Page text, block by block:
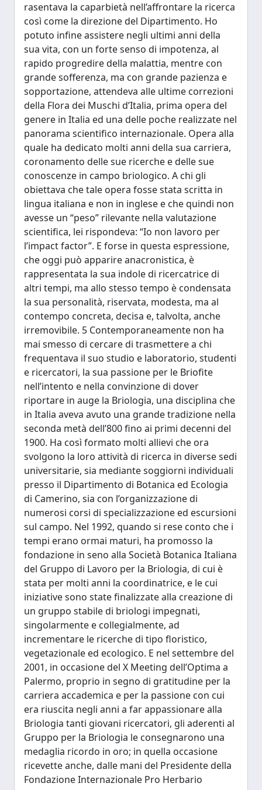
rasentava la caparbietà nell’affrontare la ricerca
così come la direzione del Dipartimento. Ho
potuto infine assistere negli ultimi anni della
sua vita, con un forte senso di impotenza, al
rapido progredire della malattia, mentre con
grande sofferenza, ma con grande pazienza e
sopportazione, attendeva alle ultime correzioni
della Flora dei Muschi d’Italia, prima opera del
genere in Italia ed una delle poche realizzate nel
panorama scientifico internazionale. Opera alla
quale ha dedicato molti anni della sua carriera,
coronamento delle sue ricerche e delle sue
conoscenze in campo briologico. A chi gli
obiettava che tale opera fosse stata scritta in
lingua italiana e non in inglese e che quindi non
avesse un “peso” rilevante nella valutazione
scientifica, lei rispondeva: “Io non lavoro per
l’impact factor”. E forse in questa espressione,
che oggi può apparire anacronistica, è
rappresentata la sua indole di ricercatrice di
altri tempi, ma allo stesso tempo è condensata
la sua personalità, riservata, modesta, ma al
contempo concreta, decisa e, talvolta, anche
irremovibile. 5 Contemporaneamente non ha
mai smesso di cercare di trasmettere a chi
frequentava il suo studio e laboratorio, studenti
e ricercatori, la sua passione per le Briofite
nell’intento e nella convinzione di dover
riportare in auge la Briologia, una disciplina che
in Italia aveva avuto una grande tradizione nella
seconda metà dell’800 fino ai primi decenni del
1900. Ha così formato molti allievi che ora
svolgono la loro attività di ricerca in diverse sedi
universitarie, sia mediante soggiorni individuali
presso il Dipartimento di Botanica ed Ecologia
di Camerino, sia con l’organizzazione di
numerosi corsi di specializzazione ed escursioni
sul campo. Nel 1992, quando si rese conto che i
tempi erano ormai maturi, ha promosso la
fondazione in seno alla Società Botanica Italiana
del Gruppo di Lavoro per la Briologia, di cui è
stata per molti anni la coordinatrice, e le cui
iniziative sono state finalizzate alla creazione di
un gruppo stabile di briologi impegnati,
singolarmente e collegialmente, ad
incrementare le ricerche di tipo floristico,
vegetazionale ed ecologico. E nel settembre del
2001, in occasione del X Meeting dell’Optima a
Palermo, proprio in segno di gratitudine per la
carriera accademica e per la passione con cui
era riuscita negli anni a far appassionare alla
Briologia tanti giovani ricercatori, gli aderenti al
Gruppo per la Briologia le consegnarono una
medaglia ricordo in oro; in quella occasione
ricevette anche, dalle mani del Presidente della
Fondazione Internazionale Pro Herbario